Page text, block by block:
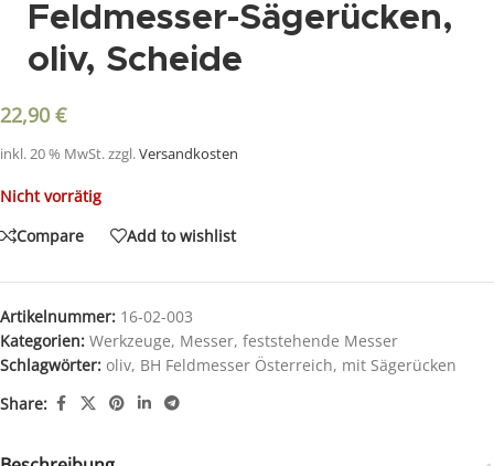
Feldmesser-Sägerücken,
oliv, Scheide
22,90 €
inkl. 20 % MwSt.zzgl.Versandkosten
Nicht vorrätig
Compare
Add to wishlist
Artikelnummer: 16-02-003
Kategorien: Werkzeuge, Messer, feststehende Messer
Schlagwörter: oliv, BH Feldmesser Österreich, mit Sägerücken
Share: